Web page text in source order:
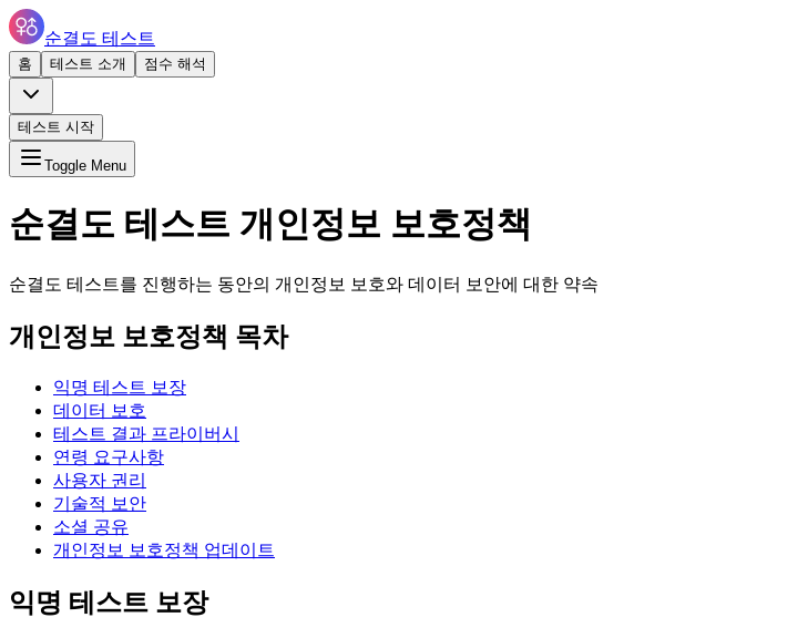
순결도 테스트
홈 테스트 소개 점수 해석
테스트 시작
Toggle Menu
순결도 테스트 개인정보 보호정책
순결도 테스트를 진행하는 동안의 개인정보 보호와 데이터 보안에 대한 약속
개인정보 보호정책 목차
익명 테스트 보장
데이터 보호
테스트 결과 프라이버시
연령 요구사항
사용자 권리
기술적 보안
소셜 공유
개인정보 보호정책 업데이트
익명 테스트 보장